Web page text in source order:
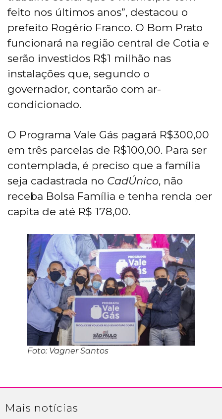
feito nos últimos anos”, destacou o
prefeito Rogério Franco. O Bom Prato
funcionará na região central de Cotia e
serão investidos R$1 milhão nas
instalações que, segundo o
governador, contarão com ar-
condicionado.
O Programa Vale Gás pagará R$300,00
em três parcelas de R$100,00. Para ser
contemplada, é preciso que a família
seja cadastrada no CadÚnico, não
receba Bolsa Família e tenha renda per
capita de até R$ 178,00.
Foto: Vagner Santos
Mais notícias